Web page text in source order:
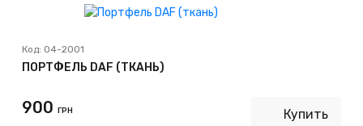
Код: 04-2001
ПОРТФЕЛЬ DAF (ТКАНЬ)
900 ГРН Купить